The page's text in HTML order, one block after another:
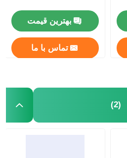
بهترین قیمت
تماس با ما
(2)